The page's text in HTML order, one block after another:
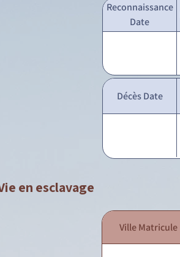
Reconnaissance
Date
Décès Date
en esclavage
Ville Matricule